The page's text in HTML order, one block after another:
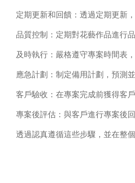
定期更新和回饋：透過定期更新
品質控制：定期對花藝作品進行
及時執行：嚴格遵守專案時間表
應急計劃：制定備用計劃，預測
客戶驗收：在專案完成前獲得客
專案後評估：與客戶進行專案後
透過認真遵循這些步驟，並在整